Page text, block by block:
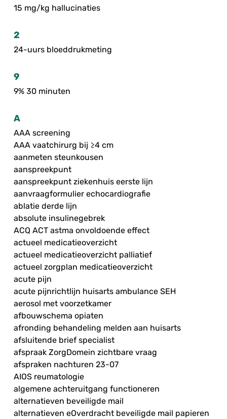
15 mg/kg hallucinaties
2
24-uurs bloeddrukmeting
9
9% 30 minuten
A
AAA screening
AAA vaatchirurg bij ≥4 cm
aanmeten steunkousen
aanspreekpunt
aanspreekpunt ziekenhuis eerste lijn
aanvraagformulier echocardiografie
ablatie derde lijn
absolute insulinegebrek
ACQ ACT astma onvoldoende effect
actueel medicatieoverzicht
actueel medicatieoverzicht palliatief
actueel zorgplan medicatieoverzicht
acute pijn
acute pijnrichtlijn huisarts ambulance SEH
aerosol met voorzetkamer
afbouwschema opiaten
afronding behandeling melden aan huisarts
afsluitende brief specialist
afspraak ZorgDomein zichtbare vraag
afspraken nachturen 23-07
AIOS reumatologie
algemene achteruitgang functioneren
alternatieven beveiligde mail
alternatieven eOverdracht beveiligde mail papieren